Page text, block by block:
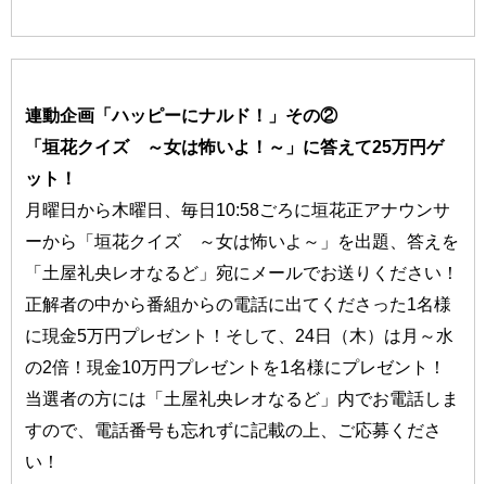
連動企画「ハッピーにナルド！」その②
「垣花クイズ ～女は怖いよ！～」に答えて25万円ゲ
ット！
月曜日から木曜日、毎日10:58ごろに垣花正アナウンサ
ーから「垣花クイズ ～女は怖いよ～」を出題、答えを
「土屋礼央レオなるど」宛にメールでお送りください！
正解者の中から番組からの電話に出てくださった1名様
に現金5万円プレゼント！そして、24日（木）は月～水
の2倍！現金10万円プレゼントを1名様にプレゼント！
当選者の方には「土屋礼央レオなるど」内でお電話しま
すので、電話番号も忘れずに記載の上、ご応募くださ
い！